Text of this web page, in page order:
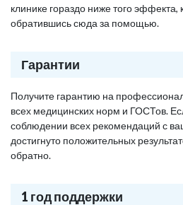
клинике гораздо ниже того эффекта,
обратившись сюда за помощью.
Гарантии
Получите гарантию на
всех медицинских норм и ГОСТов.
соблюдении всех рекомендаций с
достигнуто положительных
обратно.
1 год поддержки